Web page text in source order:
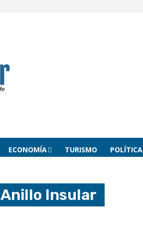
ECONOMÍA TURISMO POLÍTICA
Anillo Insular